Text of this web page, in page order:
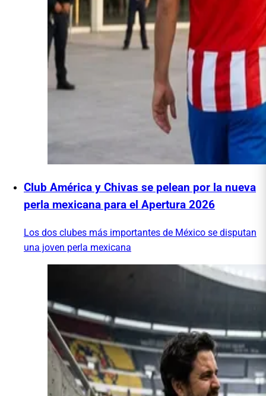
Club América y Chivas se pelean por la nueva
perla mexicana para el Apertura 2026
Los dos clubes más importantes de México se disputan
una joven perla mexicana